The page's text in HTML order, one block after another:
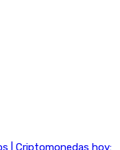
| Criptomonedas hoy: